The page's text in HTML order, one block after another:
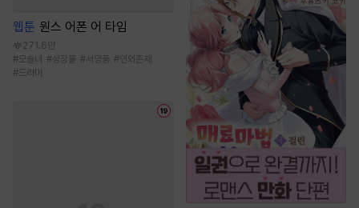
웹툰 원스 어폰 어 타임
271.6만
#모솔녀 #성장물 #서양풍 #인외존재
#드라마